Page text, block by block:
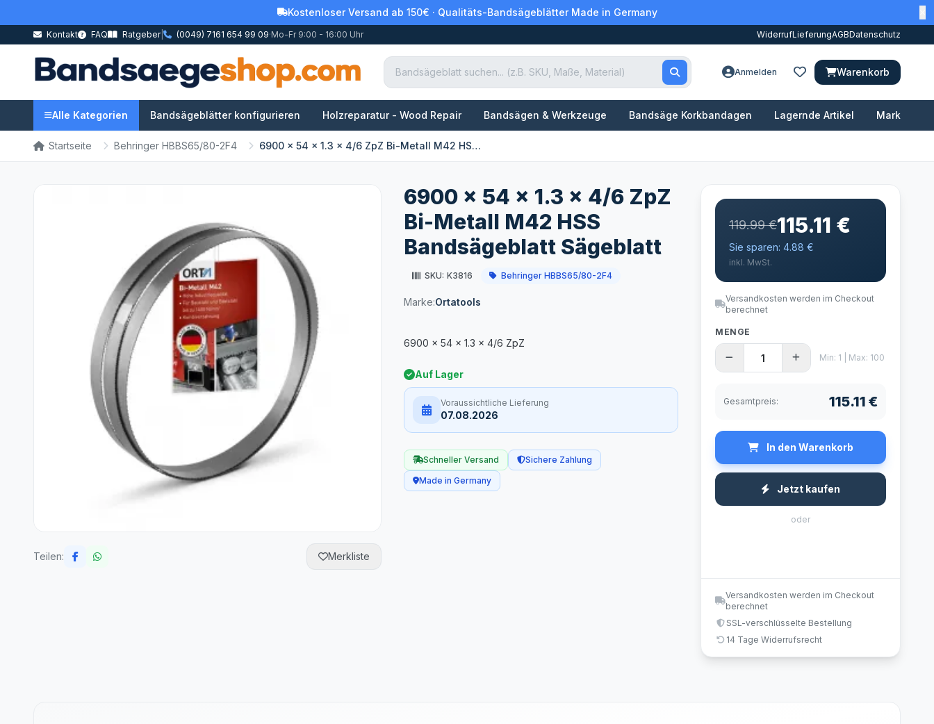
Kostenloser Versand ab 150€ · Qualitäts-Bandsägeblätter Made in Germany
Kontakt FAQ Ratgeber| (0049) 7161 654 99 09·Mo-Fr 9:00 - 16:00 Uhr WiderrufLieferungAGBDatenschutz
Anmelden Warenkorb
Alle Kategorien Bandsägeblätter konfigurieren Holzreparatur - Wood Repair Bandsägen & Werkzeuge Bandsäge Korkbandagen Lagernde Artikel Marken
Startseite Behringer HBBS65/80-2F4 6900 x 54 x 1.3 x 4/6 ZpZ Bi-Metall M42 HSS Bandsägeblatt Sägeblatt
Teilen: Merkliste
6900 x 54 x 1.3 x 4/6 ZpZ
Bi-Metall M42 HSS
Bandsägeblatt Sägeblatt
SKU: K3816 Behringer HBBS65/80-2F4
Marke:Ortatools
Auf Lager
Voraussichtliche Lieferung
07.08.2026
Schneller Versand
Sichere Zahlung
Made in Germany
119.99 €115.11 €
Sie sparen: 4.88 €
inkl. MwSt.
Versandkosten werden im Checkout
berechnet
MENGE
Min: 1 | Max: 100
Gesamtpreis: 115.11 €
In den Warenkorb
Jetzt kaufen
oder
Versandkosten werden im Checkout
berechnet
SSL-verschlüsselte Bestellung
14 Tage Widerrufsrecht